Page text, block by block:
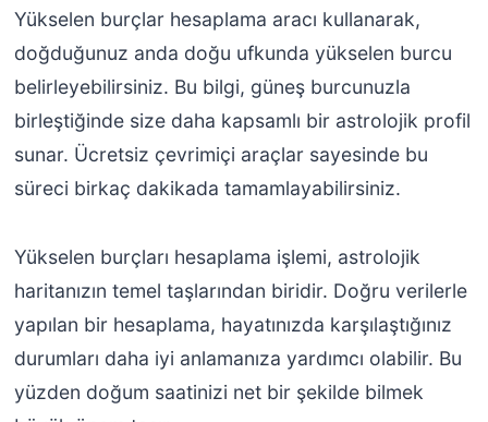
Yükselen burçlar hesaplama aracı kullanarak,
doğduğunuz anda doğu ufkunda yükselen burcu
belirleyebilirsiniz. Bu bilgi, güneş burcunuzla
birleştiğinde size daha kapsamlı bir astrolojik profil
sunar. Ücretsiz çevrimiçi araçlar sayesinde bu
süreci birkaç dakikada tamamlayabilirsiniz.
Yükselen burçları hesaplama işlemi, astrolojik
haritanızın temel taşlarından biridir. Doğru verilerle
yapılan bir hesaplama, hayatınızda karşılaştığınız
durumları daha iyi anlamanıza yardımcı olabilir. Bu
yüzden doğum saatinizi net bir şekilde bilmek